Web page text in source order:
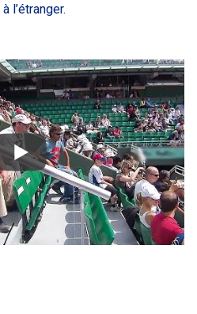
à l’étranger.